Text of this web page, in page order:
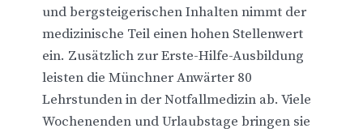
und bergsteigerischen Inhalten nimmt der
medizinische Teil einen hohen Stellenwert
ein. Zusätzlich zur Erste-Hilfe-Ausbildung
leisten die Münchner Anwärter 80
Lehrstunden in der Notfallmedizin ab. Viele
Wochenenden und Urlaubstage bringen sie